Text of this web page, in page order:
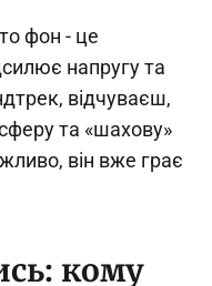
фон - це
напругу та
відчуваєш,
та «шахову»
він вже грає
кому